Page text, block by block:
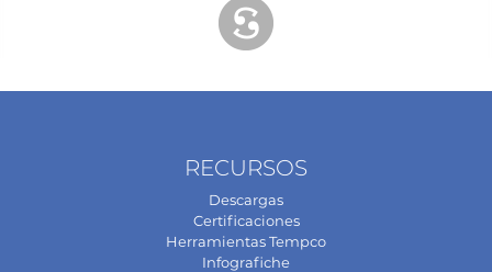
RECURSOS
Descargas
Certificaciones
Herramientas Tempco
Infografiche